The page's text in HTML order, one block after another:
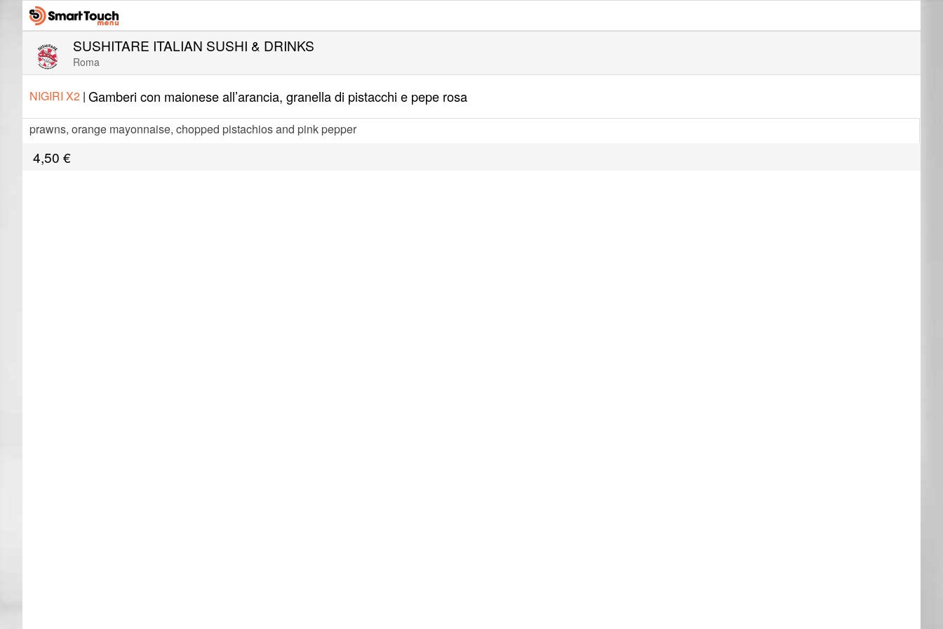
SUSHITARE ITALIAN SUSHI & DRINKS
Roma
NIGIRI X2 | Gamberi con maionese all’arancia, granella di pistacchi e pepe rosa
prawns, orange mayonnaise, chopped pistachios and pink pepper
4,50 €